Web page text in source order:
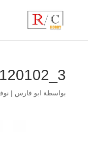
بواسطة ابو فارس |